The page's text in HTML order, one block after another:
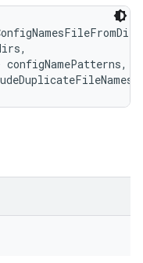
configNamePatterns,